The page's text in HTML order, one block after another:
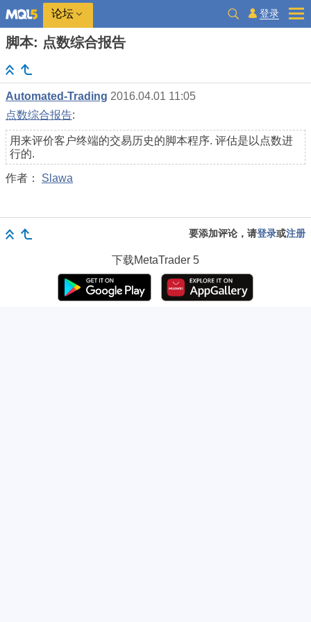
论坛 登录
脚本: 点数综合报告
Automated-Trading 2016.04.01 11:05
点数综合报告:
用来评价客户终端的交易历史的脚本程序. 评估是以点数进
行的.
作者： Slawa
要添加评论，请登录或注册
下载MetaTrader 5